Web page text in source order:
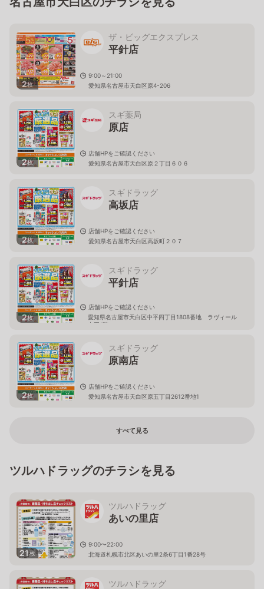
2枚
ザ・ビッグエクスプレス
平針店
9:00～21:00
愛知県名古屋市天白区原4-206
2枚
スギ薬局
原店
店舗HPをご確認ください
愛知県名古屋市天白区原２丁目６０６
2枚
スギドラッグ
高坂店
店舗HPをご確認ください
愛知県名古屋市天白区高坂町２０７
2枚
スギドラッグ
平針店
店舗HPをご確認ください
愛知県名古屋市天白区中平四丁目1808番地 ラヴィール
中平1階
2枚
スギドラッグ
原南店
店舗HPをご確認ください
愛知県名古屋市天白区原五丁目2612番地1
すべて見る
ツルハドラッグのチラシを見る
21枚
ツルハドラッグ
あいの里店
9:00〜22:00
北海道札幌市北区あいの里2条6丁目1番28号
ツルハドラッグ